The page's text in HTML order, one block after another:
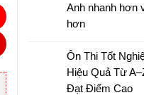
Anh nhanh hơn
hơn
Ôn Thi Tốt
Hiệu Quả Từ
Đạt Điểm Cao